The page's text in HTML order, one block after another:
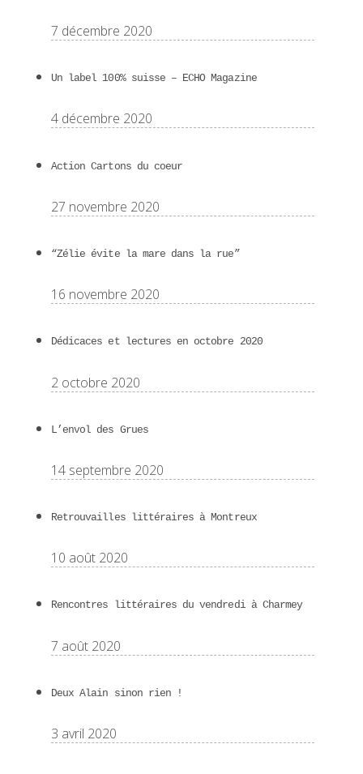
7 décembre 2020
Un label 100% suisse – ECHO Magazine
4 décembre 2020
Action Cartons du coeur
27 novembre 2020
“Zélie évite la mare dans la rue”
16 novembre 2020
Dédicaces et lectures en octobre 2020
2 octobre 2020
L’envol des Grues
14 septembre 2020
Retrouvailles littéraires à Montreux
10 août 2020
Rencontres littéraires du vendredi à Charmey
7 août 2020
Deux Alain sinon rien !
3 avril 2020